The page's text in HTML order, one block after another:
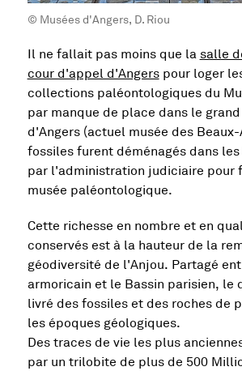
© Musées d'Angers, D. Riou
Il ne fallait pas moins que la salle
cour d'appel d'Angerspour loger
collections paléontologiques du
par manque de place dans le
d'Angers (actuel musée des
fossiles furent déménagés dans
par l'administration judiciaire pour
musée paléontologique.
Cette richesse en nombre et en
conservés est à la hauteur de la
géodiversité de l'Anjou. Partagé
armoricain et le Bassin parisien, le
livré des fossiles et des roches de
les époques géologiques.
Des traces de vie les plus
par un trilobite de plus de 500